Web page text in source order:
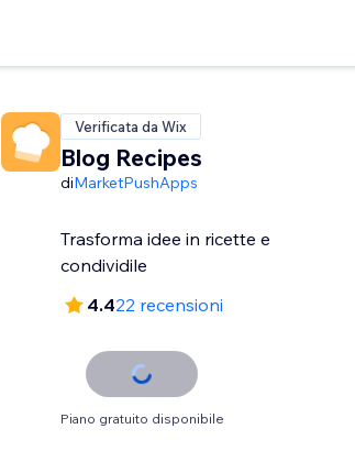
Verificata da Wix
Blog Recipes
diMarketPushApps
Trasforma idee in ricette e
condividile
4.422 recensioni
Piano gratuito disponibile